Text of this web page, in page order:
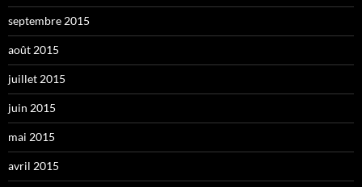
septembre 2015
août 2015
juillet 2015
juin 2015
mai 2015
avril 2015